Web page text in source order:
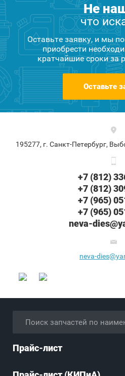
Не
что
Оставьте заявку, и мы
приобрести
кратчайшие сроки за
Оставьте
195277, г. Санкт-Петербург,
+7 (812)
+7 (812)
+7 (965)
+7 (965)
neva-
neva-
Прайс-лист